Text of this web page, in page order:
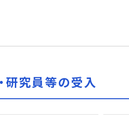
研究員等の受入